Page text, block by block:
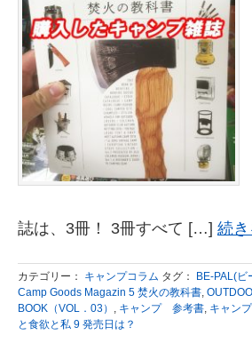
誌は、3冊！ 3冊すべて […] 続
カテゴリー： キャンプコラム タグ： BE-PAL(
Camp Goods Magazin 5 焚火の教科書,
BOOK（VOL．03） , キャンプ 参考書, キャン
と食欲と私 9 発売日は？